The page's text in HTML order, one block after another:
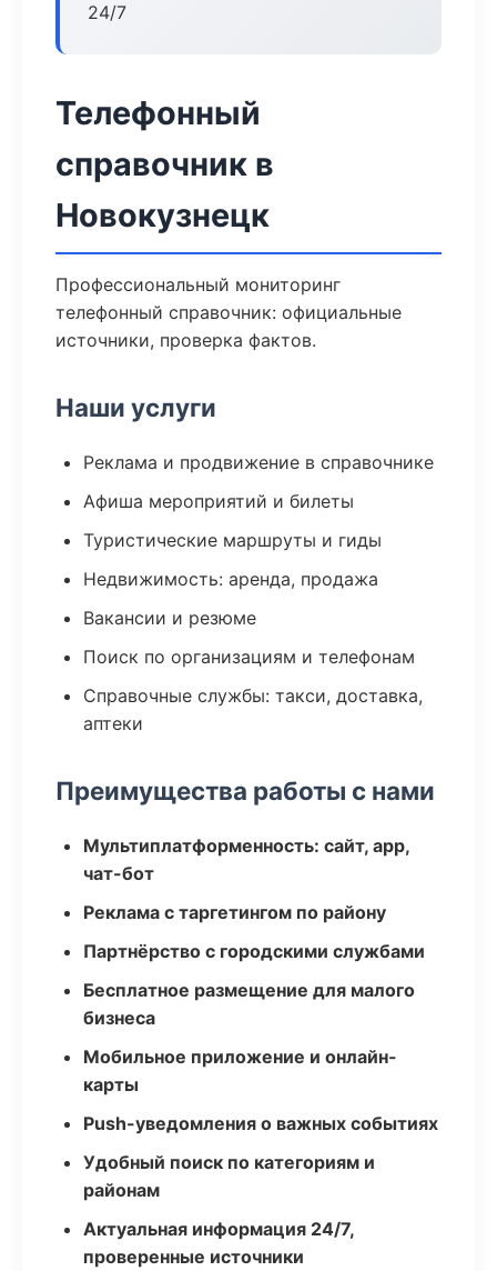
24/7
Телефонный
справочник в
Новокузнецк
Профессиональный мониторинг
телефонный справочник: официальные
источники, проверка фактов.
Наши услуги
Реклама и продвижение в справочнике
Афиша мероприятий и билеты
Туристические маршруты и гиды
Недвижимость: аренда, продажа
Вакансии и резюме
Поиск по организациям и телефонам
Справочные службы: такси, доставка,
аптеки
Преимущества работы с нами
Мультиплатформенность: сайт, app,
чат-бот
Реклама с таргетингом по району
Партнёрство с городскими службами
Бесплатное размещение для малого
бизнеса
Мобильное приложение и онлайн-
карты
Push-уведомления о важных событиях
Удобный поиск по категориям и
районам
Актуальная информация 24/7,
проверенные источники